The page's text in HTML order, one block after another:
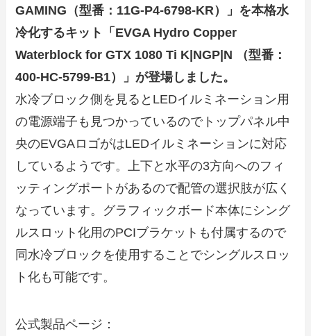
GAMING（型番：11G-P4-6798-KR）」を本格水
冷化するキット「EVGA Hydro Copper
Waterblock for GTX 1080 Ti K|NGP|N （型番：
400-HC-5799-B1）」が登場しました。
水冷ブロック側を見るとLEDイルミネーション用
の電源端子も見つかっているのでトップパネル中
央のEVGAロゴがはLEDイルミネーションに対応
しているようです。上下と水平の3方向へのフィ
ッティングポートがあるので配管の選択肢が広く
なっています。グラフィックボード本体にシング
ルスロット化用のPCIブラケットも付属するので
同水冷ブロックを使用することでシングルスロッ
ト化も可能です。
公式製品ページ：